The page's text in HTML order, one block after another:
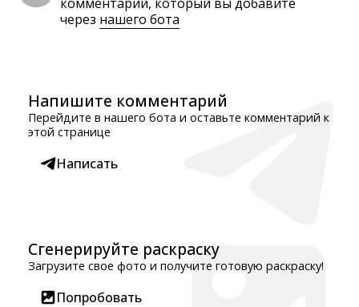
через нашего бота
Напишите комментарий
Перейдите в нашего бота и оставьте комментарий к
этой странице
Написать
Сгенерируйте раскраску
Загрузите свое фото и получите готовую раскраску!
Попробовать